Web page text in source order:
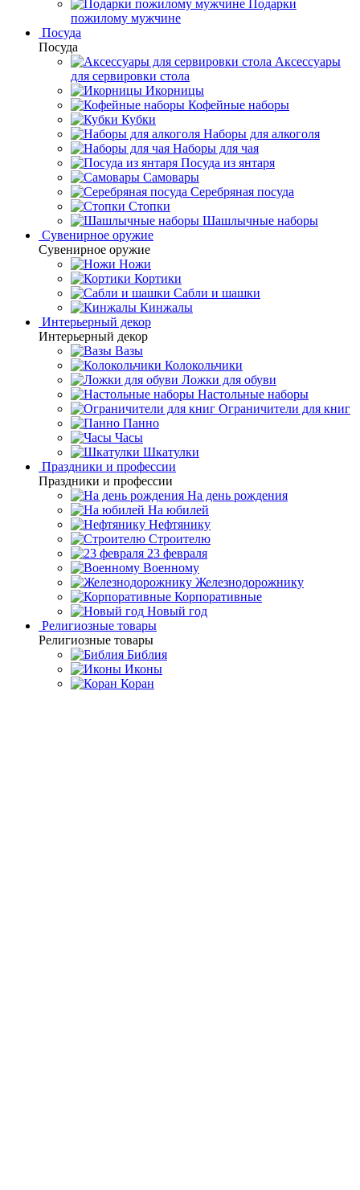
Подарки
пожилому мужчине
Посуда
Посуда
Аксессуары
для сервировки стола
Икорницы
Кофейные наборы
Кубки
Наборы для алкоголя
Наборы для чая
Посуда из янтаря
Самовары
Серебряная посуда
Стопки
Шашлычные наборы
Сувенирное оружие
Сувенирное оружие
Ножи
Кортики
Сабли и шашки
Кинжалы
Интерьерный декор
Интерьерный декор
Вазы
Колокольчики
Ложки для обуви
Настольные наборы
Ограничители для книг
Панно
Часы
Шкатулки
Праздники и профессии
Праздники и профессии
На день рождения
На юбилей
Нефтянику
Строителю
23 февраля
Военному
Железнодорожнику
Корпоративные
Новый год
Религиозные товары
Религиозные товары
Библия
Иконы
Коран